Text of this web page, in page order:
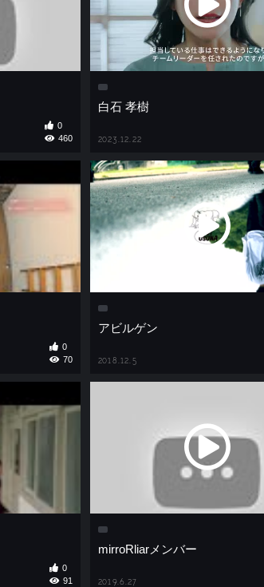
0
460
白石 孝樹
2023.12.22
0
70
アビルゲン
2018.12.5
0
91
mirroRliarメンバー
2019.6.27